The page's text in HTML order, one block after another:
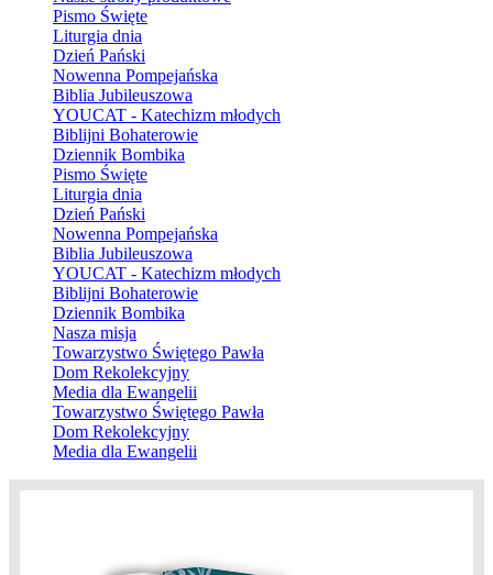
Pismo Święte
Liturgia dnia
Dzień Pański
Nowenna Pompejańska
Biblia Jubileuszowa
YOUCAT - Katechizm młodych
Biblijni Bohaterowie
Dziennik Bombika
Pismo Święte
Liturgia dnia
Dzień Pański
Nowenna Pompejańska
Biblia Jubileuszowa
YOUCAT - Katechizm młodych
Biblijni Bohaterowie
Dziennik Bombika
Nasza misja
Towarzystwo Świętego Pawła
Dom Rekolekcyjny
Media dla Ewangelii
Towarzystwo Świętego Pawła
Dom Rekolekcyjny
Media dla Ewangelii